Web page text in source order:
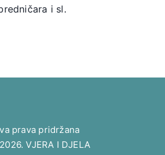
i sl.
prava pridržana
VJERA I DJELA